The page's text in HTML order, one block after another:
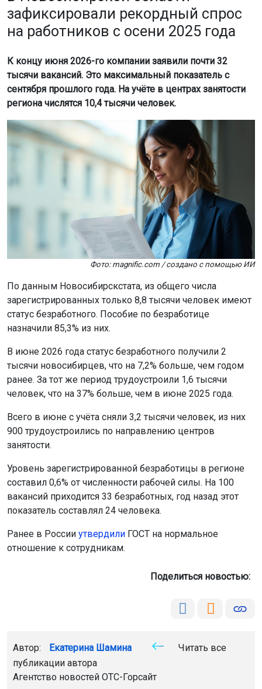
зафиксировали рекордный спрос
на работников с осени 2025 года
К концу июня 2026-го компании заявили почти 32
тысячи вакансий. Это максимальный показатель с
сентября прошлого года. На учёте в центрах занятости
региона числятся 10,4 тысячи человек.
Фото: magnific.com / создано с помощью ИИ
По данным Новосибирскстата, из общего числа
зарегистрированных только 8,8 тысячи человек имеют
статус безработного. Пособие по безработице
назначили 85,3% из них.
В июне 2026 года статус безработного получили 2
тысячи новосибирцев, что на 7,2% больше, чем годом
ранее. За тот же период трудоустроили 1,6 тысячи
человек, что на 37% больше, чем в июне 2025 года.
Всего в июне с учёта сняли 3,2 тысячи человек, из них
900 трудоустроились по направлению центров
занятости.
Уровень зарегистрированной безработицы в регионе
составил 0,6% от численности рабочей силы. На 100
вакансий приходится 33 безработных, год назад этот
показатель составлял 24 человека.
Ранее в России утвердили ГОСТ на нормальное
отношение к сотрудникам.
Поделиться новостью:
Автор: Екатерина Шамина
Читать все
публикации автора
Агентство новостей ОТС-Горсайт